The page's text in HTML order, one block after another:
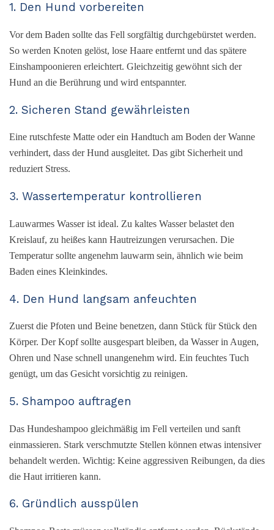
1. Den Hund vorbereiten
Vor dem Baden sollte das Fell sorgfältig durchgebürstet werden.
So werden Knoten gelöst, lose Haare entfernt und das spätere
Einshampoonieren erleichtert. Gleichzeitig gewöhnt sich der
Hund an die Berührung und wird entspannter.
2. Sicheren Stand gewährleisten
Eine rutschfeste Matte oder ein Handtuch am Boden der Wanne
verhindert, dass der Hund ausgleitet. Das gibt Sicherheit und
reduziert Stress.
3. Wassertemperatur kontrollieren
Lauwarmes Wasser ist ideal. Zu kaltes Wasser belastet den
Kreislauf, zu heißes kann Hautreizungen verursachen. Die
Temperatur sollte angenehm lauwarm sein, ähnlich wie beim
Baden eines Kleinkindes.
4. Den Hund langsam anfeuchten
Zuerst die Pfoten und Beine benetzen, dann Stück für Stück den
Körper. Der Kopf sollte ausgespart bleiben, da Wasser in Augen,
Ohren und Nase schnell unangenehm wird. Ein feuchtes Tuch
genügt, um das Gesicht vorsichtig zu reinigen.
5. Shampoo auftragen
Das Hundeshampoo gleichmäßig im Fell verteilen und sanft
einmassieren. Stark verschmutzte Stellen können etwas intensiver
behandelt werden. Wichtig: Keine aggressiven Reibungen, da dies
die Haut irritieren kann.
6. Gründlich ausspülen